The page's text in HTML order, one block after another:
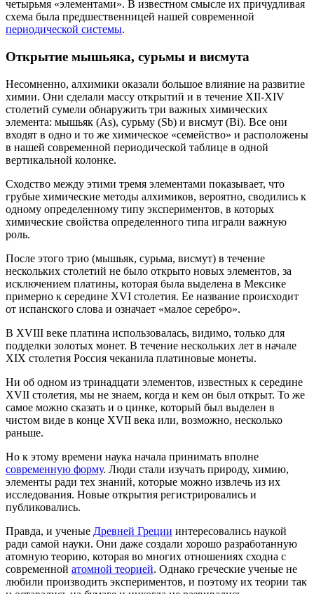
четырьмя «элементами». В известном смысле их причудливая
схема была предшественницей нашей современной
периодической системы.
Открытие мышьяка, сурьмы и висмута
Несомненно, алхимики оказали большое влияние на развитие
химии. Они сделали массу открытий и в течение XII-XIV
столетий сумели обнаружить три важных химических
элемента: мышьяк (As), сурьму (Sb) и висмут (Bi). Все они
входят в одно и то же химическое «семейство» и расположены
в нашей современной периодической таблице в одной
вертикальной колонке.
Сходство между этими тремя элементами показывает, что
грубые химические методы алхимиков, вероятно, сводились к
одному определенному типу экспериментов, в которых
химические свойства определенного типа играли важную
роль.
После этого трио (мышьяк, сурьма, висмут) в течение
нескольких столетий не было открыто новых элементов, за
исключением платины, которая была выделена в Мексике
примерно к середине XVI столетия. Ее название происходит
от испанского слова и означает «малое серебро».
В XVIII веке платина использовалась, видимо, только для
подделки золотых монет. В течение нескольких лет в начале
XIX столетия Россия чеканила платиновые монеты.
Ни об одном из тринадцати элементов, известных к середине
XVII столетия, мы не знаем, когда и кем он был открыт. То же
самое можно сказать и о цинке, который был выделен в
чистом виде в конце XVII века или, возможно, несколько
раньше.
Но к этому времени наука начала принимать вполне
современную форму. Люди стали изучать природу, химию,
элементы ради тех знаний, которые можно извлечь из их
исследования. Новые открытия регистрировались и
публиковались.
Правда, и ученые Древней Греции интересовались наукой
ради самой науки. Они даже создали хорошо разработанную
атомную теорию, которая во многих отношениях сходна с
современной атомной теорией. Однако греческие ученые не
любили производить экспериментов, и поэтому их теории так